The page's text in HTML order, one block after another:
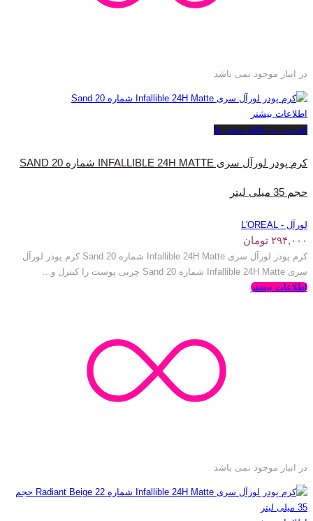
در انبار موجود نمی باشد
اطلاعات بیشتر
افزودن به علاقه مندی ها
کرم پودر لورآل سری INFALLIBLE 24H MATTE شماره 20 SAND
حجم 35 میلی‌ لیتر
لورآل - L'OREAL
۲۹۴,۰۰۰ تومان
کرم پودر لورآل سری Infallible 24H Matte شماره 20 Sand کرم پودر لورآل
سری Infallible 24H Matte شماره 20 Sand چربی پوست را کنترل و...
اطلاعات بیشتر
در انبار موجود نمی باشد